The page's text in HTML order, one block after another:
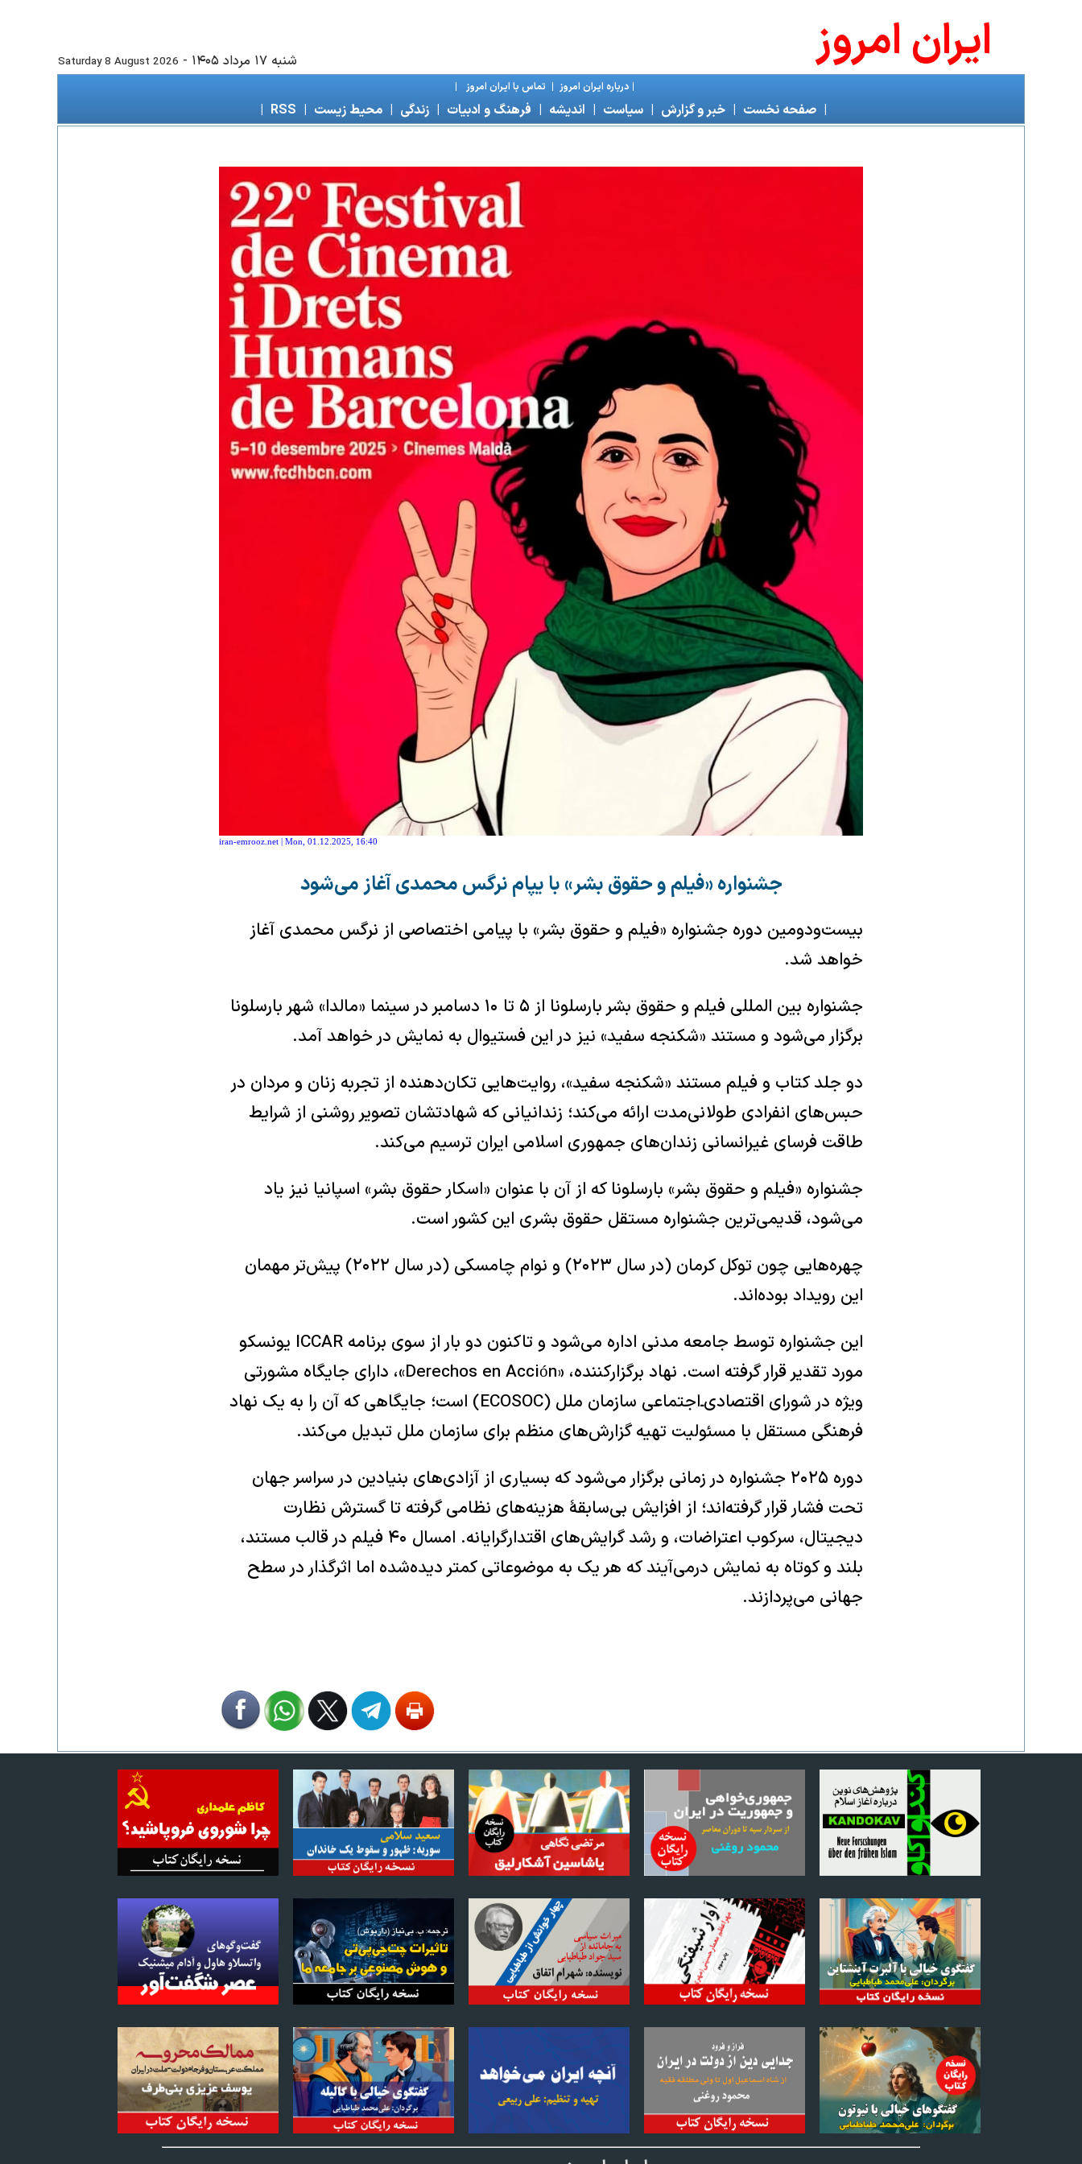
شنبه ۱۷ مرداد ۱۴۰۵ -
Saturday 8 August 2026 ايران امروز
|درباره ايران امروز | تماس با ايران امروز |
|صفحه نخست |خبر و گزارش |سياست | انديشه | فرهنگ و ادبيات |زندگی |محیط زیست |
RSS
|
iran-emrooz.net | Mon, 01.12.2025, 16:40
جشنواره «فیلم و حقوق بشر» با یپام نرگس محمدی آغاز می‌شود
بیست‌ودومین دوره جشنواره «فیلم و حقوق بشر» با پیامی اختصاصی از نرگس محمدی آغاز
خواهد شد.
جشنواره بین المللی فیلم و حقوق بشر بارسلونا از ۵ تا ۱۰ دسامبر در سینما «مالدا» شهر بارسلونا
برگزار می‌شود و مستند «شکنجه سفید» نیز در این فستیوال به نمایش در خواهد آمد.
دو جلد کتاب و فیلم مستند «شکنجه سفید»، روایت‌هایی تکان‌دهنده از تجربه زنان و مردان در
حبس‌های انفرادی طولانی‌مدت ارائه می‌کند؛ زندانیانی که شهادتشان تصویر روشنی از شرایط
طاقت فرسای غیرانسانی زندان‌های جمهوری اسلامی ایران ترسیم می‌کند.
جشنواره «فیلم و حقوق بشر» بارسلونا که از آن با عنوان «اسکار حقوق بشر» اسپانیا نیز یاد
می‌شود، قدیمی‌ترین جشنواره مستقل حقوق بشری این کشور است.
چهره‌هایی چون توکل کرمان (در سال ۲۰۲۳) و نوام چامسکی (در سال ۲۰۲۲) پیش‌تر مهمان
این رویداد بوده‌اند.
این جشنواره توسط جامعه مدنی اداره می‌شود و تاکنون دو بار از سوی برنامه ICCAR یونسکو
مورد تقدیر قرار گرفته است. نهاد برگزارکننده، «Derechos en Acción»، دارای جایگاه مشورتی
ویژه در شورای اقتصادی‌ـ‌اجتماعی سازمان ملل (ECOSOC) است؛ جایگاهی که آن را به یک نهاد
فرهنگی مستقل با مسئولیت تهیه گزارش‌های منظم برای سازمان ملل تبدیل می‌کند.
دوره ۲۰۲۵ جشنواره در زمانی برگزار می‌شود که بسیاری از آزادی‌های بنیادین در سراسر جهان
تحت فشار قرار گرفته‌اند؛ از افزایش بی‌سابقۀ هزینه‌های نظامی گرفته تا گسترش نظارت
دیجیتال، سرکوب اعتراضات، و رشد گرایش‌های اقتدارگرایانه. امسال ۴۰ فیلم در قالب مستند،
بلند و کوتاه به نمایش درمی‌آیند که هر یک به موضوعاتی کمتر دیده‌شده اما اثرگذار در سطح
جهانی می‌پردازند.